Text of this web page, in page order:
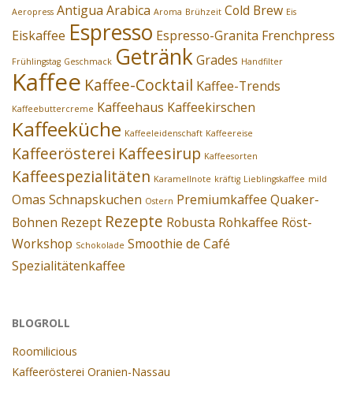
Aeropress Antigua Arabica Aroma Brühzeit Cold Brew Eis
Eiskaffee Espresso Espresso-Granita Frenchpress
Frühlingstag Geschmack GetränkGrades Handfilter
Kaffee Kaffee-Cocktail Kaffee-Trends
Kaffeebuttercreme Kaffeehaus Kaffeekirschen
Kaffeeküche Kaffeeleidenschaft Kaffeereise
Kaffeerösterei Kaffeesirup Kaffeesorten
Kaffeespezialitäten Karamellnote kräftig Lieblingskaffee mild
Omas Schnapskuchen Ostern Premiumkaffee Quaker-
Bohnen Rezept Rezepte Robusta Rohkaffee Röst-
Workshop Schokolade Smoothie de Café
Spezialitätenkaffee
BLOGROLL
Roomilicious
Kaffeerösterei Oranien-Nassau